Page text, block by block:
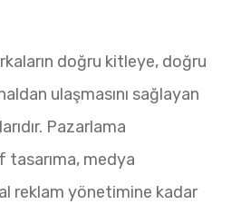
doğru kitleye, doğru
ulaşmasını sağlayan
Pazarlama
medya
reklam yönetimine kadar